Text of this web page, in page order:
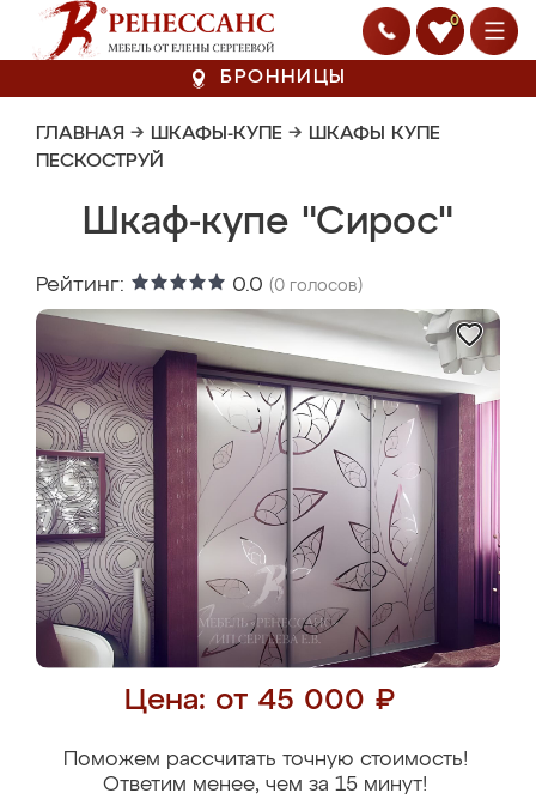
0
БРОННИЦЫ
ГЛАВНАЯ → ШКАФЫ-КУПЕ → ШКАФЫ КУПЕ
ПЕСКОСТРУЙ
Шкаф-купе "Сирос"
Рейтинг: 0.0 (0 голосов)
Цена: от 45 000 ₽
Поможем рассчитать точную стоимость!
Ответим менее, чем за 15 минут!